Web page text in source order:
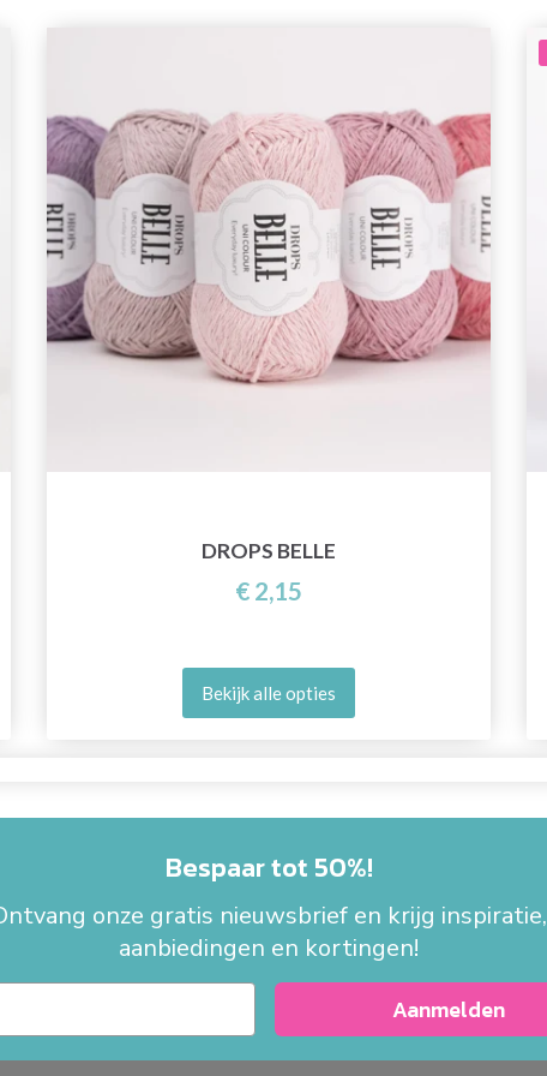
DROPS BELLE
€ 2,15
Bekijk alle opties
Bespaar tot 50%!
onze gratis nieuwsbrief en krijg inspiratie,
aanbiedingen en kortingen!
Aanmelden